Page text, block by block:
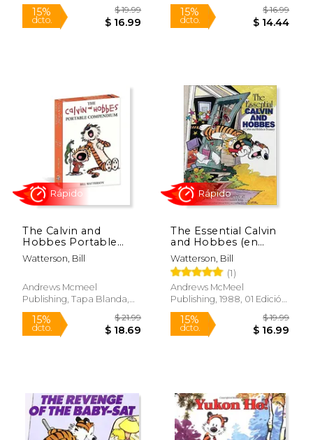
Tapa Blanda, Nuevo
15%
Rápido
Tapa Blanda, Nuevo
15%
Rápido
The Calvin and
Hobbes Portable
Compendium set 2
(Volume 2) (en Inglés)
Watterson, Bill
Andrews Mcmeel
Publishing, Tapa Blanda,
Nuevo
The Essential Calvin
and Hobbes (en
Inglés)
Watterson, Bill
(1)
Andrews McMeel
Publishing, 1988, 01 Edición,
Tapa Blanda, Nuevo